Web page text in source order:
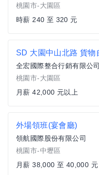
桃園市-大園區
時薪 240 至 320 元
全宏國際整合行銷有限公司
桃園市-大園區
月薪 42,000 元以上
外場領班(宴會廳)
領航國際股份有限公司
桃園市-中壢區
月薪 38,000 至 40,000 元